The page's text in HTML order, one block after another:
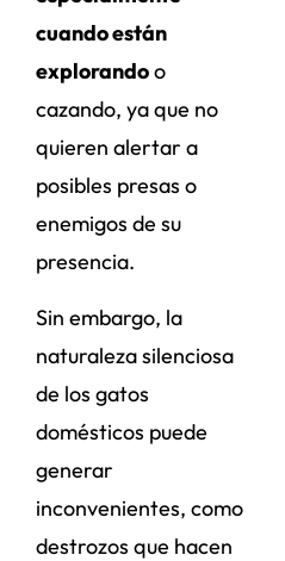
cuando están
explorandoo
cazando, ya que no
quieren alertar a
posibles presas o
enemigos de su
presencia.
Sin embargo, la
naturaleza silenciosa
de los gatos
domésticos puede
generar
inconvenientes, como
destrozos que hacen